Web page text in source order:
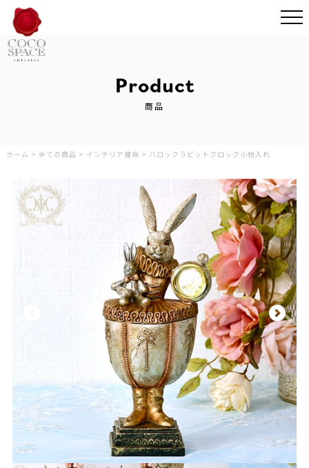
ホーム > 全ての商品 > インテリア雑貨 > バロックラビットクロック小物入れ
Product
商品